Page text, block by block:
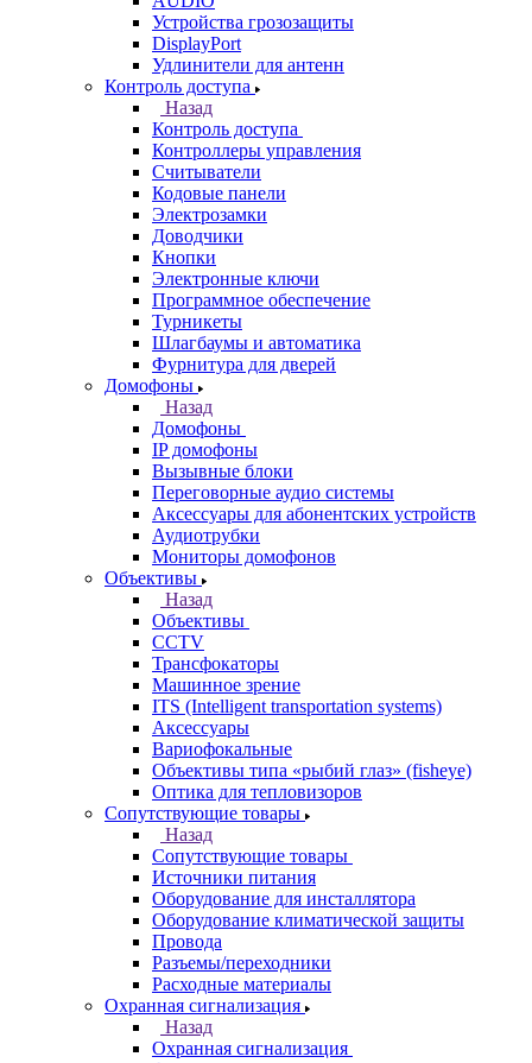
Устройства грозозащиты
DisplayPort
Удлинители для антенн
Контроль доступа
Назад
Контроль доступа
Контроллеры управления
Считыватели
Кодовые панели
Электрозамки
Доводчики
Кнопки
Электронные ключи
Программное обеспечение
Турникеты
Шлагбаумы и автоматика
Фурнитура для дверей
Домофоны
Назад
Домофоны
IP домофоны
Вызывные блоки
Переговорные аудио системы
Аксессуары для абонентских устройств
Аудиотрубки
Мониторы домофонов
Объективы
Назад
Объективы
CCTV
Трансфокаторы
Машинное зрение
ITS (Intelligent transportation systems)
Аксессуары
Вариофокальные
Объективы типа «рыбий глаз» (fisheye)
Оптика для тепловизоров
Сопутствующие товары
Назад
Сопутствующие товары
Источники питания
Оборудование для инсталлятора
Оборудование климатической защиты
Провода
Разъемы/переходники
Расходные материалы
Охранная сигнализация
Назад
Охранная сигнализация